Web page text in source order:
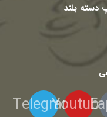
دسته بلند
Youtube
Telegram